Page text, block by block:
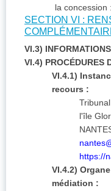
la concession :
SECTION VI :
VI.3)
VI.4) PROCÉDURES
VI.4.1)
recours :
l'île
https://
VI.4.2)
médiation :